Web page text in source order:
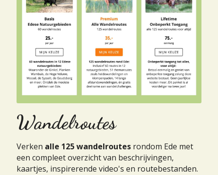
Wandelroutes
Verken alle 125 wandelroutes rondom Ede met
een compleet overzicht van beschrijvingen,
kaartjes, inspirerende video's en routebestanden.